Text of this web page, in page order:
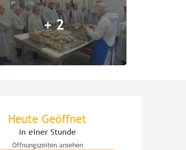
+ 2
Heute Geöffnet
in einer Stunde
Öffnungszeiten ansehen